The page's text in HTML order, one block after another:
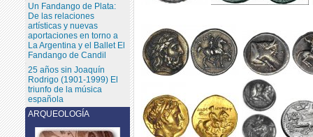
ARQUEOLOGÍA
Un Fandango de Plata:
De las relaciones
artísticas y nuevas
aportaciones en torno a
La Argentina y el Ballet El
Fandango de Candil
25 años sin Joaquín
Rodrigo (1901-1999) El
triunfo de la música
española